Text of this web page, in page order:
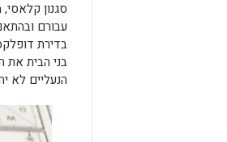
סגנון
עבורם
בדירת
בני הבית את
הנעליים לא